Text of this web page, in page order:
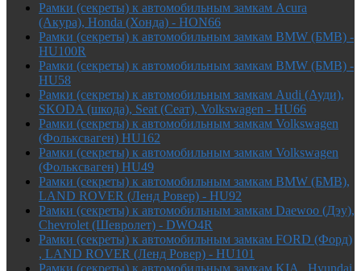
Рамки (секреты) к автомобильным замкам Acura
(Акура), Honda (Хонда) - HON66
Рамки (секреты) к автомобильным замкам BMW (БМВ) -
HU100R
Рамки (секреты) к автомобильным замкам BMW (БМВ) -
HU58
Рамки (секреты) к автомобильным замкам Audi (Ауди),
SKODA (шкода), Seat (Сеат), Volkswagen - HU66
Рамки (секреты) к автомобильным замкам Volkswagen
(Фольксваген) HU162
Рамки (секреты) к автомобильным замкам Volkswagen
(Фольксваген) HU49
Рамки (секреты) к автомобильным замкам BMW (БМВ),
LAND ROVER (Ленд Ровер) - HU92
Рамки (секреты) к автомобильным замкам Daewoo (Дэу),
Chevrolet (Шевролет) - DWO4R
Рамки (секреты) к автомобильным замкам FORD (Форд)
, LAND ROVER (Ленд Ровер) - HU101